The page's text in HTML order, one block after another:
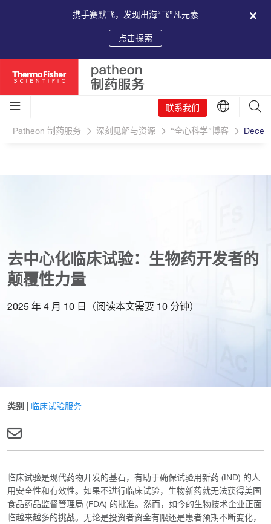
携手赛默飞，发现出海“飞”凡元素
点击探索
联系我们
Patheon 制药服务 深刻见解与资源 “全心科学”博客
去中心化临床试验：生物药开发者的
颠覆性力量
2025 年 4 月 10 日（阅读本文需要 10 分钟）
类别 | 临床试验服务
临床试验是现代药物开发的基石，有助于确保试验用新药 (IND) 的人
用安全性和有效性。如果不进行临床试验，生物新药就无法获得美国
食品药品监督管理局 (FDA) 的批准。然而，如今的生物技术企业正面
临越来越多的挑战。无论是投资者资金有限还是患者预期不断变化，